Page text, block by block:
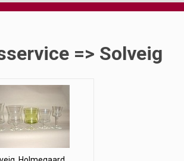
=> Solveig